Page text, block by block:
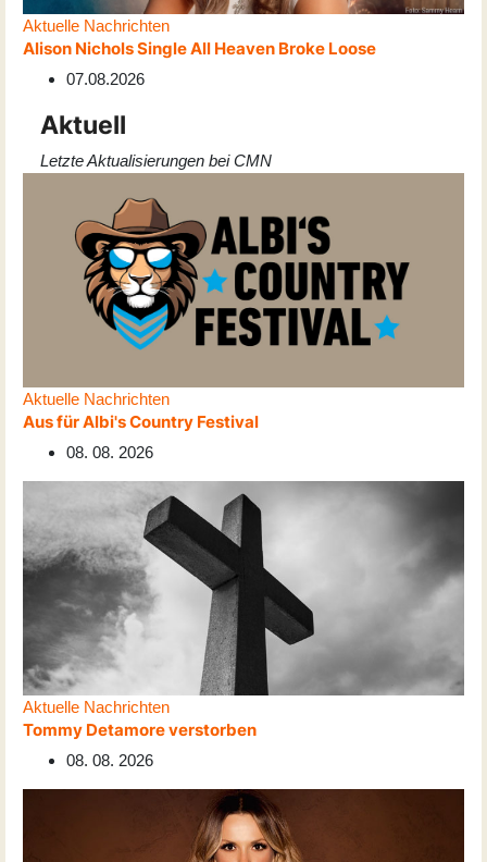
Aktuelle Nachrichten
Alison Nichols Single All Heaven Broke Loose
07.08.2026
Aktuell
Letzte Aktualisierungen bei CMN
Aktuelle Nachrichten
Aus für Albi's Country Festival
08. 08. 2026
Aktuelle Nachrichten
Tommy Detamore verstorben
08. 08. 2026